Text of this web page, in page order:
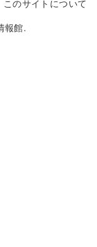
このサイトについて
報館.